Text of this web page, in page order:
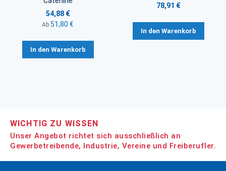
54,88 €
Ab 51,80 €
In den Warenkorb
78,91 €
In den Warenkorb
WICHTIG ZU WISSEN
Unser Angebot richtet sich ausschließlich an
Gewerbetreibende, Industrie, Vereine und Freiberufler.